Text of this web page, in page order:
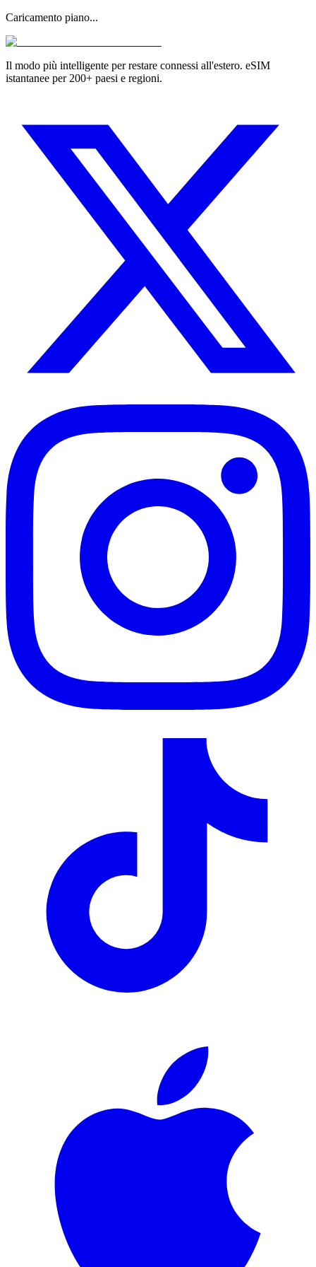
Caricamento piano...
Il modo più intelligente per restare connessi all'estero. eSIM
istantanee per 200+ paesi e regioni.